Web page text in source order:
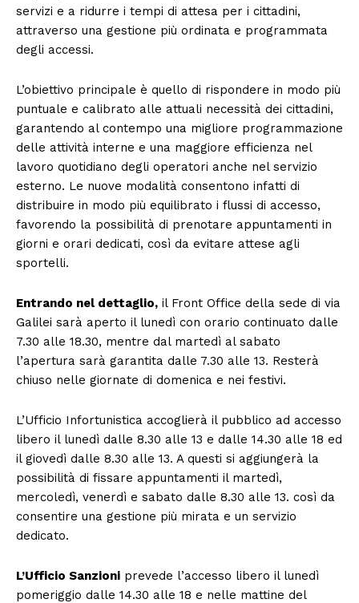
servizi e a ridurre i tempi di attesa per i cittadini,
attraverso una gestione più ordinata e programmata
degli accessi.
L’obiettivo principale è quello di rispondere in modo più
puntuale e calibrato alle attuali necessità dei cittadini,
garantendo al contempo una migliore programmazione
delle attività interne e una maggiore efficienza nel
lavoro quotidiano degli operatori anche nel servizio
esterno. Le nuove modalità consentono infatti di
distribuire in modo più equilibrato i flussi di accesso,
favorendo la possibilità di prenotare appuntamenti in
giorni e orari dedicati, così da evitare attese agli
sportelli.
Entrando nel dettaglio, il Front Office della sede di via
Galilei sarà aperto il lunedì con orario continuato dalle
7.30 alle 18.30, mentre dal martedì al sabato
l’apertura sarà garantita dalle 7.30 alle 13. Resterà
chiuso nelle giornate di domenica e nei festivi.
L’Ufficio Infortunistica accoglierà il pubblico ad accesso
libero il lunedì dalle 8.30 alle 13 e dalle 14.30 alle 18 ed
il giovedì dalle 8.30 alle 13. A questi si aggiungerà la
possibilità di fissare appuntamenti il martedì,
mercoledì, venerdì e sabato dalle 8.30 alle 13. così da
consentire una gestione più mirata e un servizio
dedicato.
L’Ufficio Sanzioni prevede l’accesso libero il lunedì
pomeriggio dalle 14.30 alle 18 e nelle mattine del